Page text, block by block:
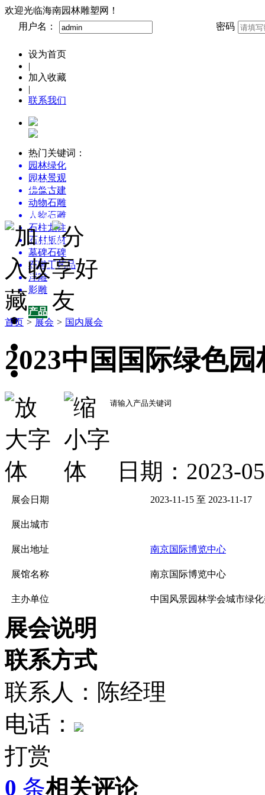
欢迎光临海南园林雕塑网！
用户名：
密码
设为首页
|
加入收藏
|
联系我们
热门关键词：
园林绿化
园林景观
佛像古建
动物石雕
人物石雕
石柱龙柱
石材板材
墓碑石碑
石雕工艺品
浮雕
影雕
产品
产品
供应
首页
雕塑艺术博览
园林雕塑创意设计
新农村景观雕塑集锦
园林雕塑百科
园林雕塑百科
招商加盟
关于我们
首页 > 展会 > 国内展会
2023中国国际绿色
日期：2023-
展会日期 2023-11-15 至 2023-11-17
展出城市
展出地址 南京国际博览中心
展馆名称 南京国际博览中心
主办单位 中国风景园林学会城市绿
展会说明
联系方式
联系人：陈经理
电话：
打赏
0 条相关评论